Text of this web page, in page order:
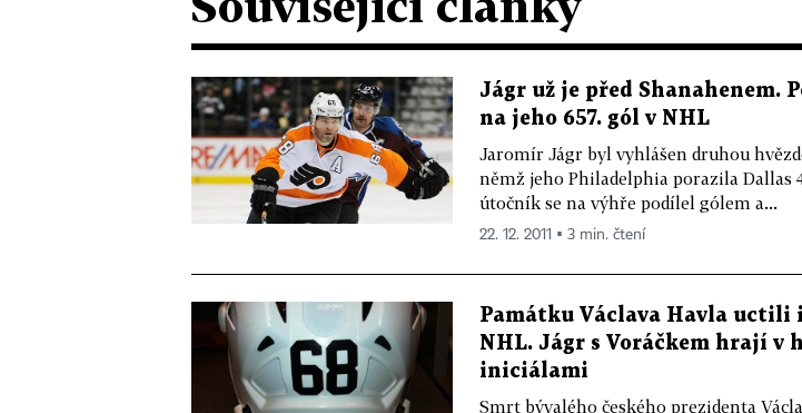
Jágr už je před Shanahenem.
na jeho 657. gól v NHL
Jaromír Jágr byl vyhlášen druhou
němž jeho Philadelphia porazila Dallas
útočník se na výhře podílel gólem a...
22. 12. 2011 ▪ 3 min. čtení
Památku Václava Havla uctili
NHL. Jágr s Voráčkem hrají v
iniciálami
Smrt bývalého českého prezidenta